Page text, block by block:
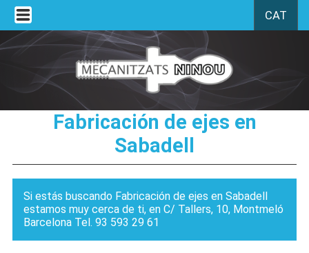
CAT
Fabricación de ejes en
Sabadell
Si estás buscando Fabricación de ejes en Sabadell
estamos muy cerca de ti, en C/ Tallers, 10, Montmeló
Barcelona Tel. 93 593 29 61